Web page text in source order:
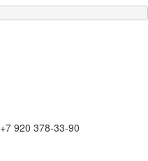
+7 920 378-33-90